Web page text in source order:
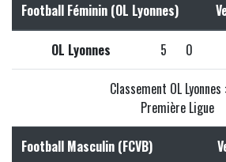
Football Féminin (OL Lyonnes)
OL Lyonnes 5 0
Classement OL Lyonnes
Première Ligue
Football Masculin (FCVB)